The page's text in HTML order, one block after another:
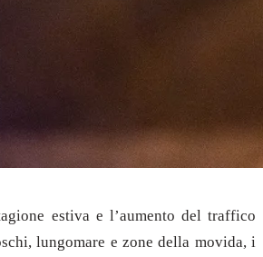
estiva e l’aumento del traffico
lungomare e zone della movida, i